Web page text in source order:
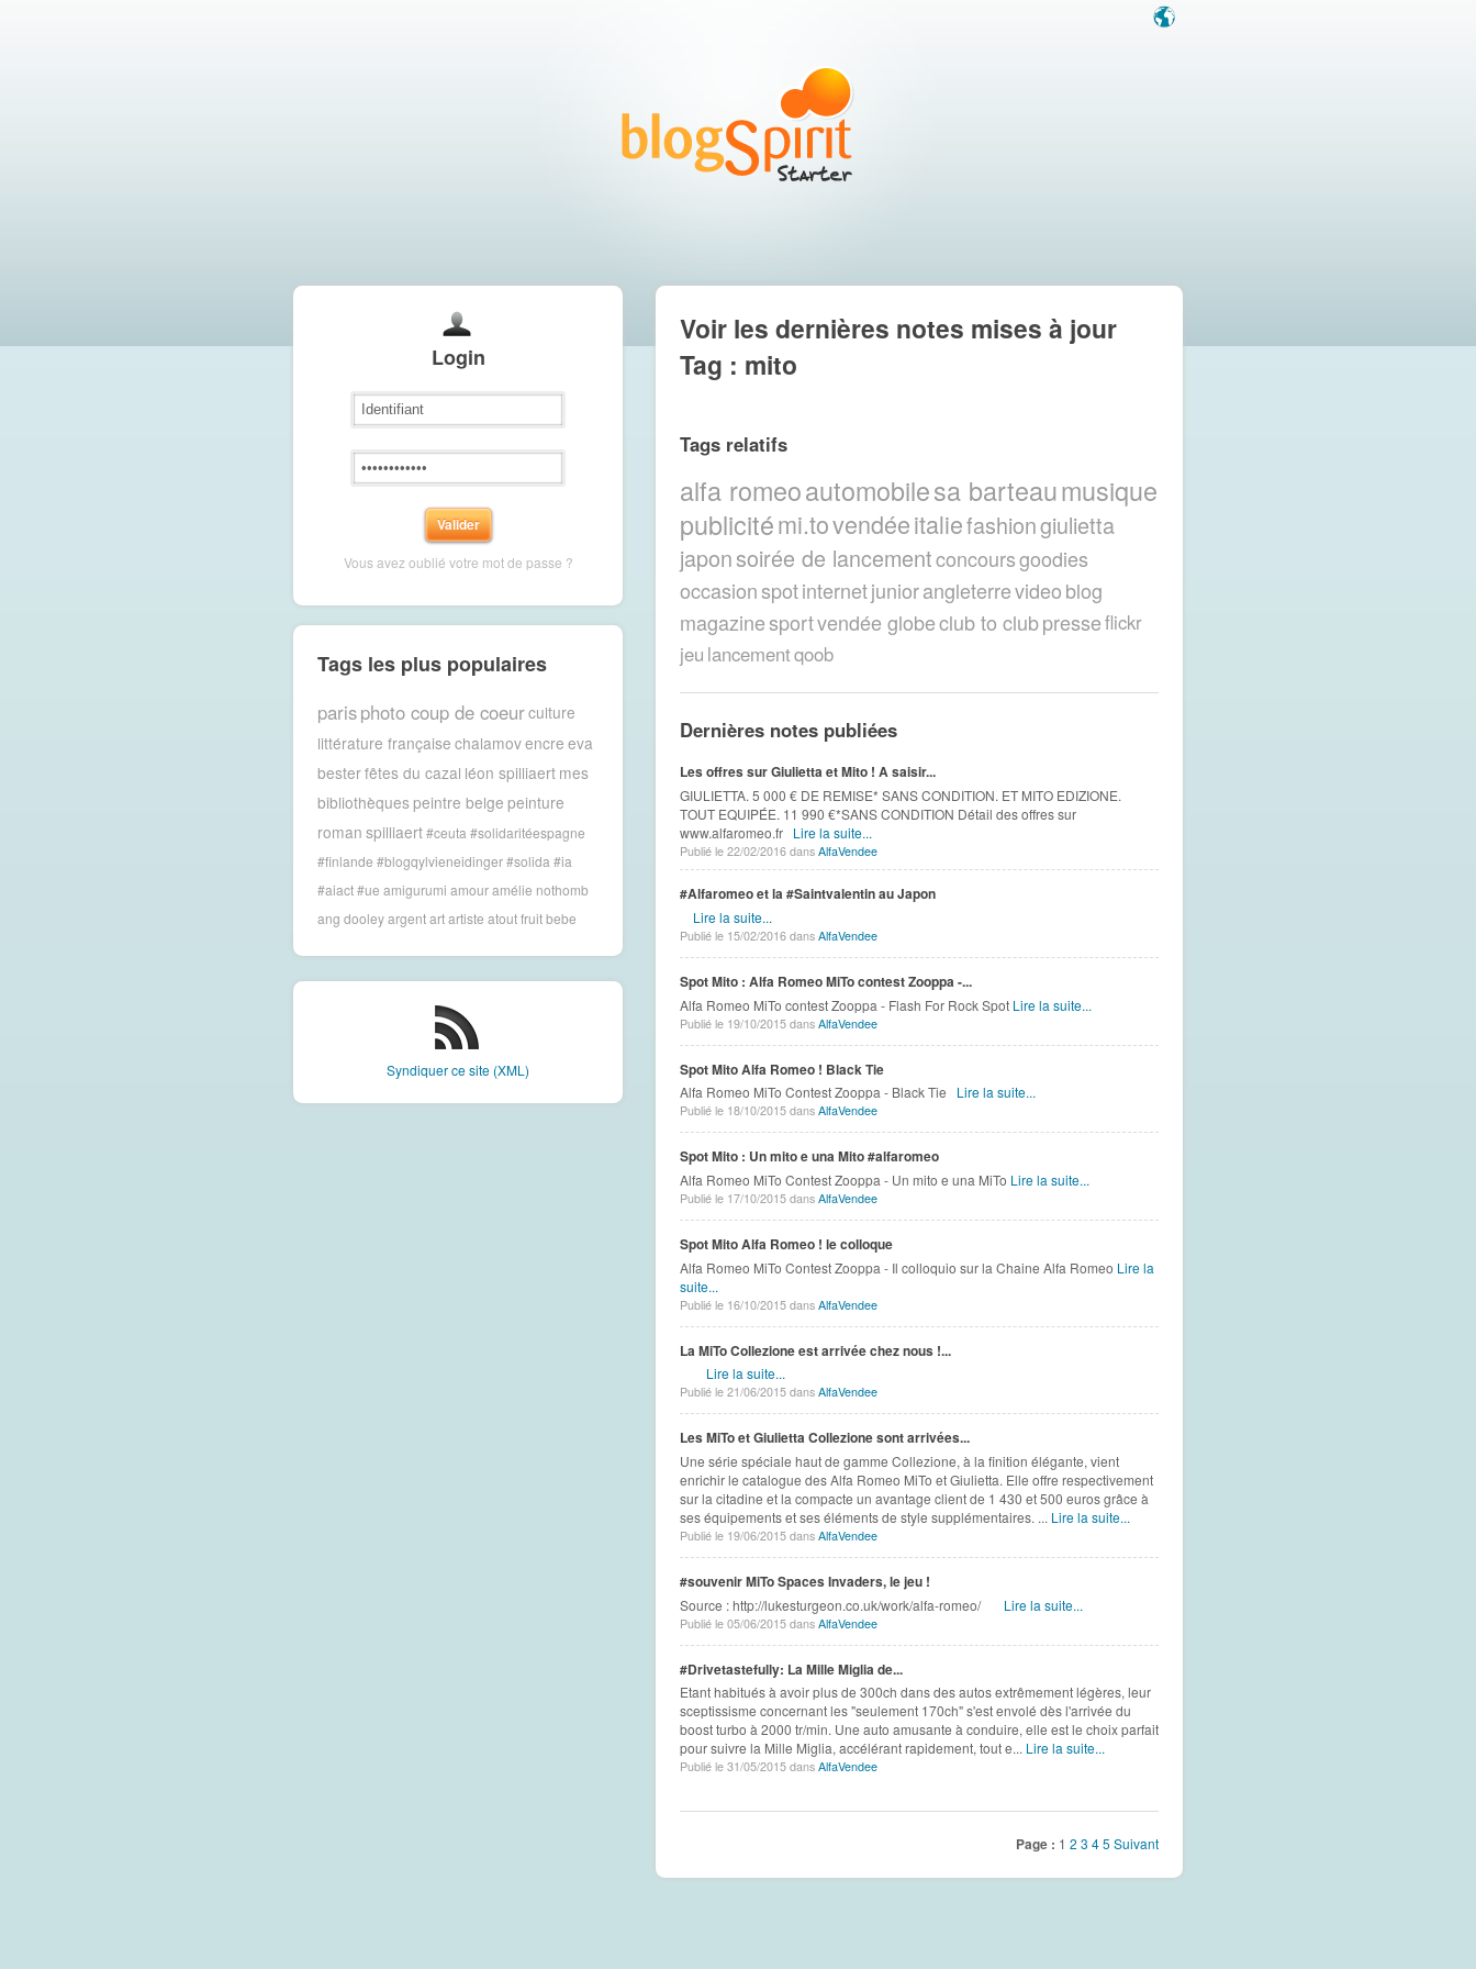
Login
Vous avez oublié votre mot de passe ?
Tags les plus populaires
parisphoto coup de coeurculture
littérature française chalamovencre eva
besterfêtes du cazal léon spilliaert mes
bibliothèquespeintre belge peinture
roman spilliaert #ceuta #solidaritéespagne
#finlande #blogqylvieneidinger #solida #ia
#aiact #ue amigurumi amour amélie nothomb
ang dooley argent art artiste atout fruit bebe
Syndiquer ce site (XML)
Voir les dernières notes mises à jour
Tag : mito
Tags relatifs
alfa romeoautomobilesa barteaumusique
publicitémi.tovendéeitaliefashiongiulietta
japonsoirée de lancementconcoursgoodies
occasionspotinternetjuniorangleterrevideoblog
magazinesportvendée globeclub to clubpresseflickr
jeu lancementqoob
Dernières notes publiées
Les offres sur Giulietta et Mito ! A saisir...
GIULIETTA. 5 000 € DE REMISE* SANS CONDITION. ET MITO EDIZIONE.
TOUT EQUIPÉE. 11 990 €*SANS CONDITION Détail des offres sur
www.alfaromeo.fr Lire la suite...
Publié le 22/02/2016 dans AlfaVendee
#Alfaromeo et la #Saintvalentin au Japon
Lire la suite...
Publié le 15/02/2016 dans AlfaVendee
Spot Mito : Alfa Romeo MiTo contest Zooppa -...
Alfa Romeo MiTo contest Zooppa - Flash For Rock Spot Lire la suite...
Publié le 19/10/2015 dans AlfaVendee
Spot Mito Alfa Romeo ! Black Tie
Alfa Romeo MiTo Contest Zooppa - Black Tie Lire la suite...
Publié le 18/10/2015 dans AlfaVendee
Spot Mito : Un mito e una Mito #alfaromeo
Alfa Romeo MiTo Contest Zooppa - Un mito e una MiTo Lire la suite...
Publié le 17/10/2015 dans AlfaVendee
Spot Mito Alfa Romeo ! le colloque
Alfa Romeo MiTo Contest Zooppa - Il colloquio sur la Chaine Alfa Romeo Lire la
suite...
Publié le 16/10/2015 dans AlfaVendee
La MiTo Collezione est arrivée chez nous !...
Lire la suite...
Publié le 21/06/2015 dans AlfaVendee
Les MiTo et Giulietta Collezione sont arrivées...
Une série spéciale haut de gamme Collezione, à la finition élégante, vient
enrichir le catalogue des Alfa Romeo MiTo et Giulietta. Elle offre respectivement
sur la citadine et la compacte un avantage client de 1 430 et 500 euros grâce à
ses équipements et ses éléments de style supplémentaires. ... Lire la suite...
Publié le 19/06/2015 dans AlfaVendee
#souvenir MiTo Spaces Invaders, le jeu !
Source : http://lukesturgeon.co.uk/work/alfa-romeo/ Lire la suite...
Publié le 05/06/2015 dans AlfaVendee
#‎Drivetastefully‬: La Mille Miglia de...
Etant habitués à avoir plus de 300ch dans des autos extrêmement légères, leur
sceptissisme concernant les "seulement 170ch" s'est envolé dès l'arrivée du
boost turbo à 2000 tr/min. Une auto amusante à conduire, elle est le choix parfait
pour suivre la Mille Miglia, accélérant rapidement, tout e... Lire la suite...
Publié le 31/05/2015 dans AlfaVendee
Page : 1 2 3 4 5 Suivant